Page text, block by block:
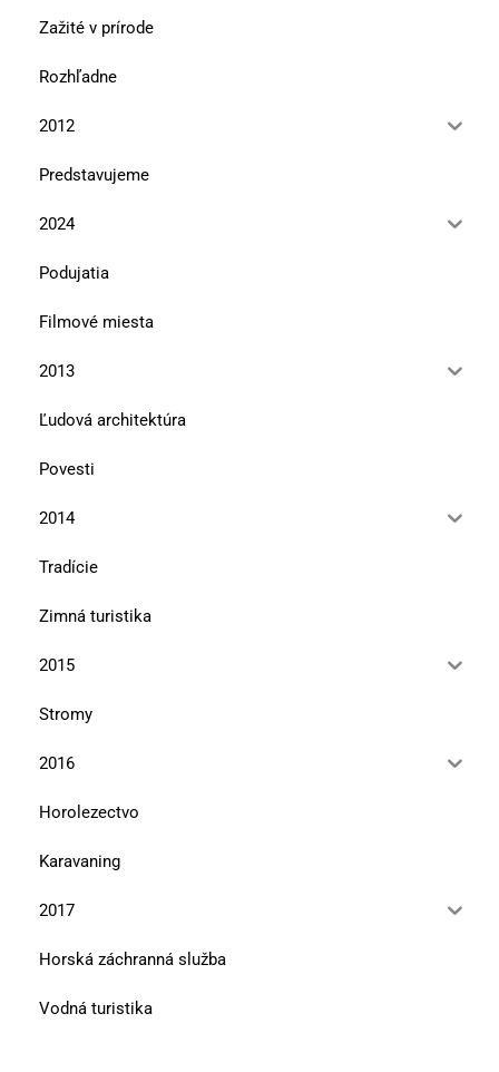
Zažité v prírode
Rozhľadne
2012
Predstavujeme
2024
Podujatia
Filmové miesta
2013
Ľudová architektúra
Povesti
2014
Tradície
Zimná turistika
2015
Stromy
2016
Horolezectvo
Karavaning
2017
Horská záchranná služba
Vodná turistika